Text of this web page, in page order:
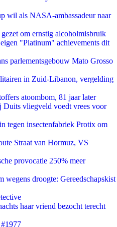
wil als NASA-ambassadeur naar
om ernstig alcoholmisbruik
"Platinum" achievements dit
parlementsgebouw Mato Grosso
in Zuid-Libanon, vergelding
atoombom, 81 jaar later
Duits vliegveld voedt vrees voor
tegen insectenfabriek Protix om
Straat van Hormuz, VS
provocatie 250% meer
wegens droogte: Gereedschapskist
haar vriend bezocht terecht